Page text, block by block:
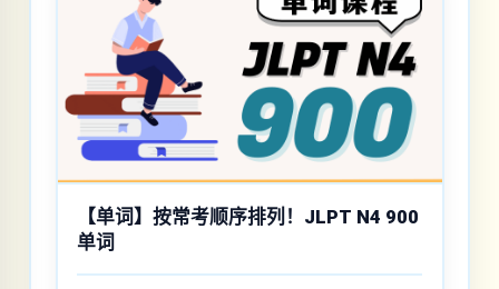
【单词】按常考顺序排列！JLPT N4 900
单词